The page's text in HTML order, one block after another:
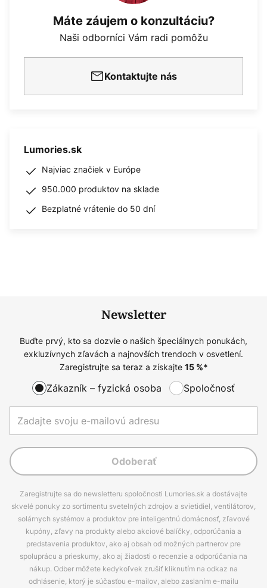
Máte záujem o konzultáciu?
Naši odborníci Vám radi pomôžu
Kontaktujte nás
Lumories.sk
Najviac značiek v Európe
950.000 produktov na sklade
Bezplatné vrátenie do 50 dní
Newsletter
Buďte prvý, kto sa dozvie o našich špeciálnych ponukách,
exkluzívnych zľavách a najnovších trendoch v osvetlení.
Zaregistrujte sa teraz a získajte 15%*
Zákazník – fyzická osoba Spoločnosť
Odoberať
Zaregistrujte sa do newsletteru spoločnosti Lumories.sk a dostávajte
skvelé ponuky zo sortimentu svetelných zdrojov a svietidiel, ventilátorov,
solárnych systémov a produktov pre inteligentnú domácnosť, zľavové
kupóny, zľavy na produkty alebo akciové balíčky, odporúčania a
predstavenia produktov, ako aj obsah od možných partnerov pre
spoluprácu a prieskumy, ako aj žiadosti o recenzie a odporúčania na
nákup. Odber môžete kedykoľvek zrušiť kliknutím na odkaz na
odhlásenie, ktorý je súčasťou e-mailov, alebo zaslaním e-mailu